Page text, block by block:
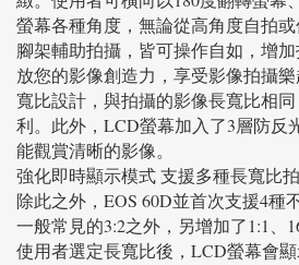
螢幕各種角度，無論從高角度自拍
腳架輔助拍攝，皆可操作自如，增
放您的影像創造力，享受影像拍攝
寬比設計，與拍攝的影像長寬比相
利。此外，LCD螢幕加入了3層防反
能觀賞清晰的影像。
強化即時顯示模式 支援多種長寬比
除此之外，EOS 60D並首次支援4種
一般常見的3:2之外，另增加了1:1、
使用者選定長寬比後，LCD螢幕會